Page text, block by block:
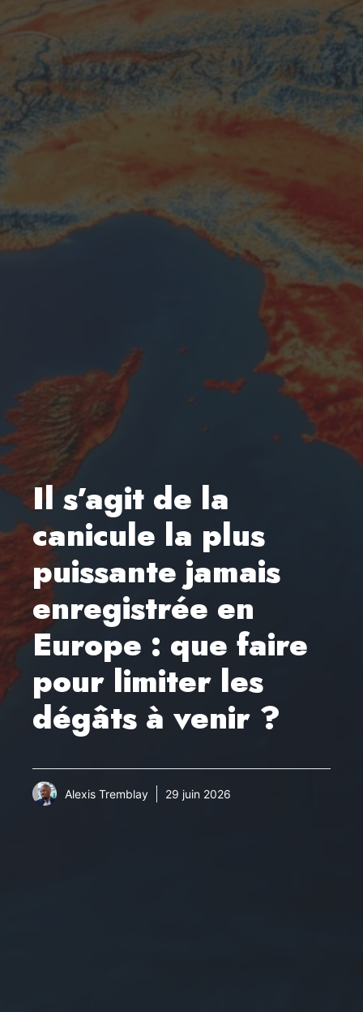
Il s’agit de la
canicule la plus
puissante jamais
enregistrée en
Europe : que faire
pour limiter les
dégâts à venir ?
Alexis Tremblay 29 juin 2026